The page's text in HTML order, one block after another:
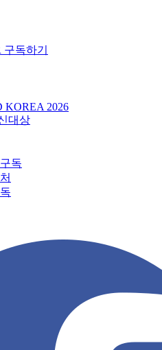
독하기
KOREA 2026
대상
독